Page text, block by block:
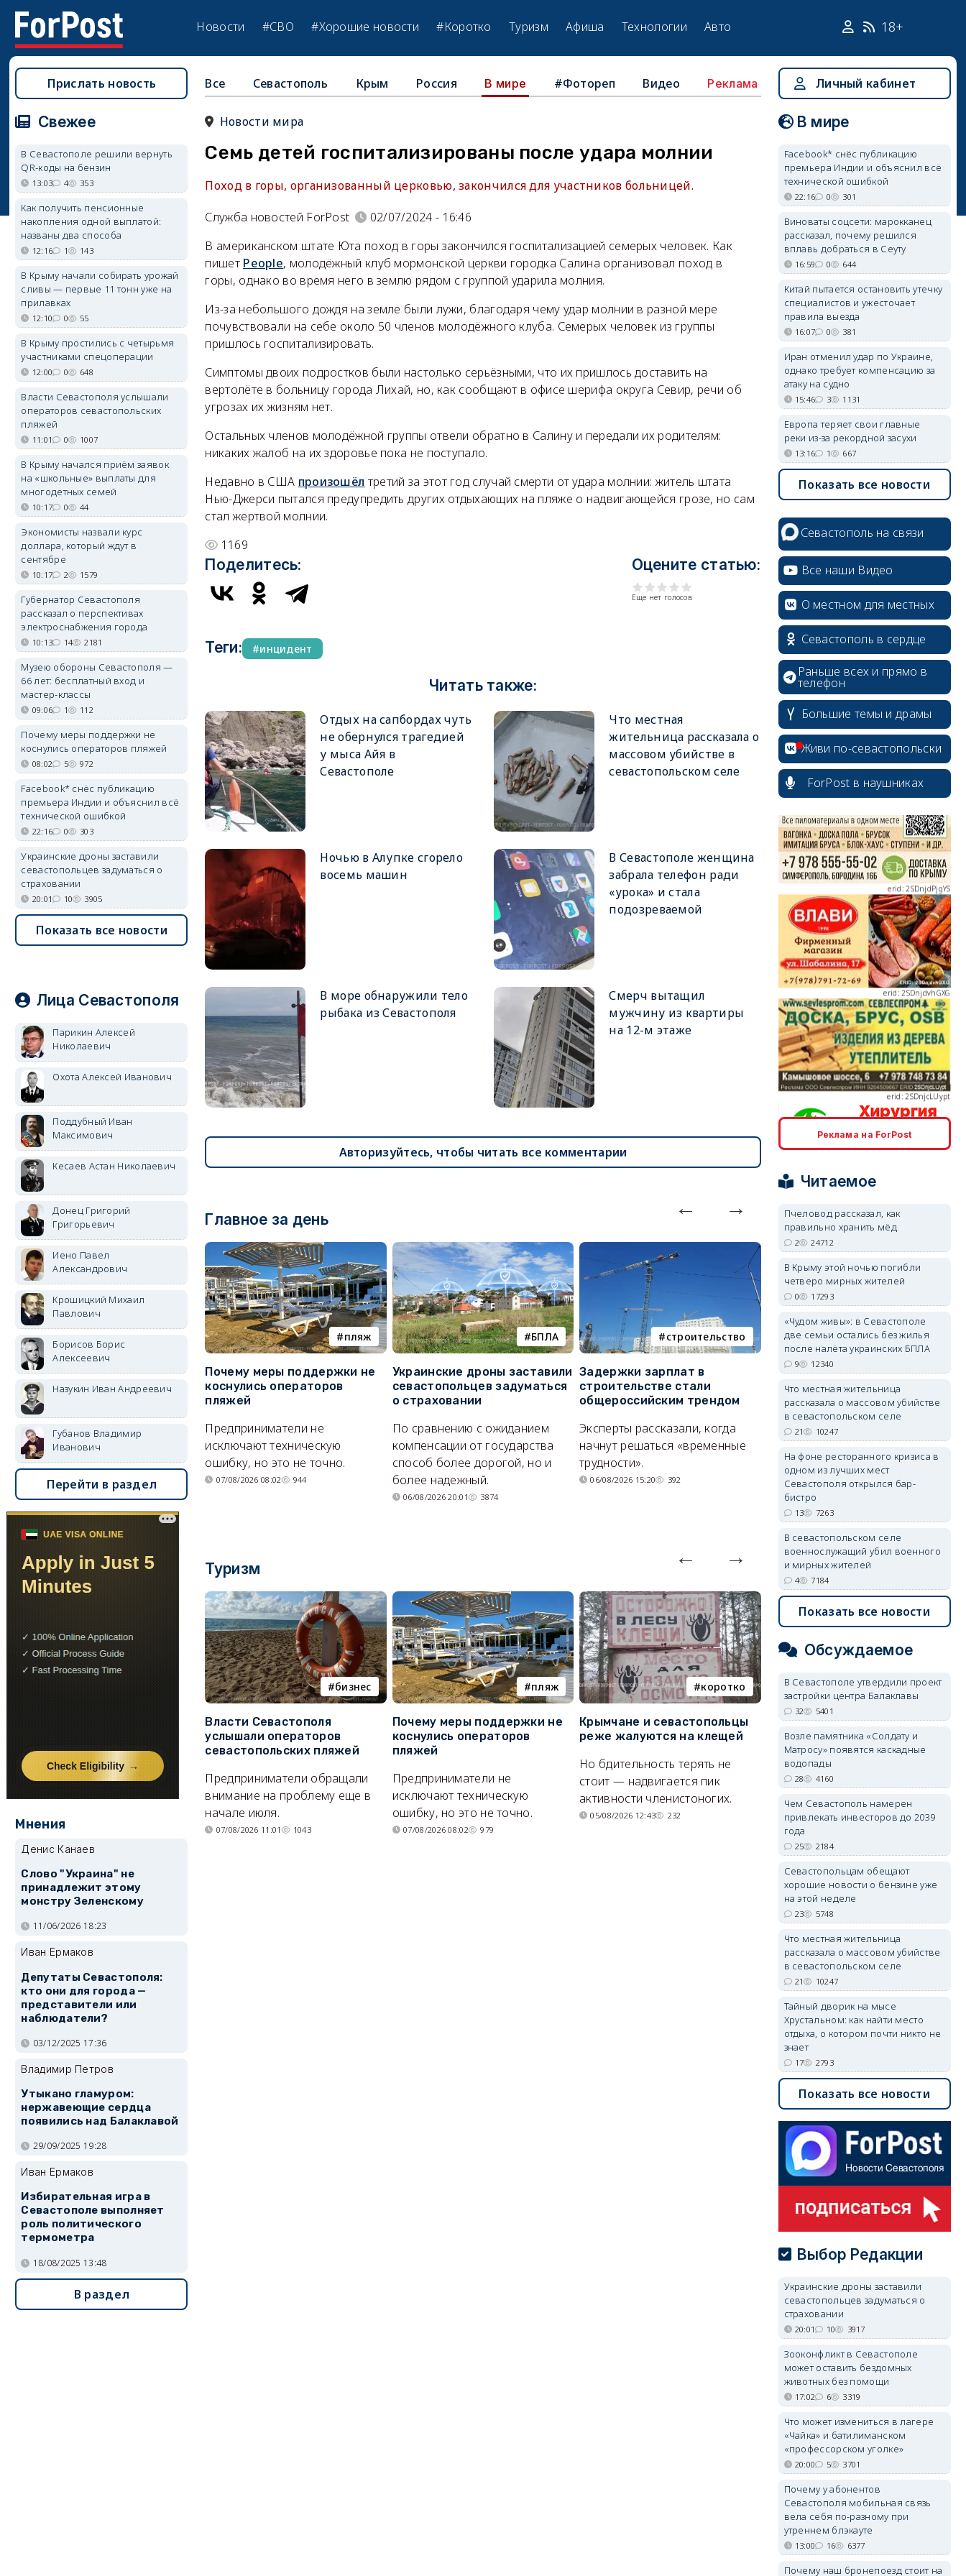
Новости #СВО #Хорошие новости #Коротко Туризм Афиша Технологии Авто 18+
Все Севастополь Крым Россия В мире #Фотореп Видео Реклама
Новости мира
Семь детей госпитализированы после удара молнии
Поход в горы, организованный церковью, закончился для участников больницей.
Служба новостей ForPost
02/07/2024 - 16:46
В американском штате Юта поход в горы закончился госпитализацией семерых человек. Как
пишет People, молодёжный клуб мормонской церкви городка Салина организовал поход в
горы, однако во время него в землю рядом с группой ударила молния.
Из-за небольшого дождя на земле были лужи, благодаря чему удар молнии в разной мере
почувствовали на себе около 50 членов молодёжного клуба. Семерых человек из группы
пришлось госпитализировать.
Симптомы двоих подростков были настолько серьёзными, что их пришлось доставить на
вертолёте в больницу города Лихай, но, как сообщают в офисе шерифа округа Севир, речи об
угрозах их жизням нет.
Остальных членов молодёжной группы отвели обратно в Салину и передали их родителям:
никаких жалоб на их здоровье пока не поступало.
Недавно в США произошёл третий за этот год случай смерти от удара молнии: житель штата
Нью-Джерси пытался предупредить других отдыхающих на пляже о надвигающейся грозе, но сам
стал жертвой молнии.
1169
Поделитесь: Оцените статью:
Еще нет голосов
Теги: инцидент
Читать также:
Отдых на сапбордах чуть
не обернулся трагедией
у мыса Айя в
Севастополе
Что местная
жительница рассказала о
массовом убийстве в
севастопольском селе
Ночью в Алупке сгорело
восемь машин
В Севастополе женщина
забрала телефон ради
«урока» и стала
подозреваемой
В море обнаружили тело
рыбака из Севастополя
Смерч вытащил
мужчину из квартиры
на 12-м этаже
Авторизуйтесь, чтобы читать все комментарии
Главное за день
пляж
Почему меры поддержки не
коснулись операторов
пляжей
Предприниматели не
исключают техническую
ошибку, но это не точно.
07/08/2026 08:02 944
БПЛА
Украинские дроны заставили
севастопольцев задуматься
о страховании
По сравнению с ожиданием
компенсации от государства
способ более дорогой, но и
более надежный.
06/08/2026 20:01 3874
строительство
Задержки зарплат в
строительстве стали
общероссийским трендом
Эксперты рассказали, когда
начнут решаться «временные
трудности».
06/08/2026 15:20 392
фотореп
Тайный дворик на мысе
Хрустальном: как найти
место отдыха, о котором
почти никто не знает
Под стенами Галереи искусств
прячутся руины храма,
гравийный сад и семейные
качели.
06/08/2026 15:00
Туризм
бизнес
Власти Севастополя
услышали операторов
севастопольских пляжей
Предприниматели обращали
внимание на проблему еще в
начале июля.
07/08/2026 11:01 1043
пляж
Почему меры поддержки не
коснулись операторов
пляжей
Предприниматели не
исключают техническую
ошибку, но это не точно.
07/08/2026 08:02 979
коротко
Крымчане и севастопольцы
реже жалуются на клещей
Но бдительность терять не
стоит — надвигается пик
активности членистоногих.
05/08/2026 12:43 232
Балаклава
В Севастополе утвердили
проект застройки центра
Балаклавы
Там появится туристический
парковками.
05/08/2026 08:01
Прислать новость
Свежее
В Севастополе решили вернуть
QR-коды на бензин
13:03 4 353
Как получить пенсионные
накопления одной выплатой:
названы два способа
12:16 1 143
В Крыму начали собирать урожай
сливы — первые 11 тонн уже на
прилавках
12:10 0 55
В Крыму простились с четырьмя
участниками спецоперации
12:00 0 648
Власти Севастополя услышали
операторов севастопольских
пляжей
11:01 0 1007
В Крыму начался приём заявок
на «школьные» выплаты для
многодетных семей
10:17 0 44
Экономисты назвали курс
доллара, который ждут в
сентябре
10:17 2 1579
Губернатор Севастополя
рассказал о перспективах
электроснабжения города
10:13 14 2181
Музею обороны Севастополя —
66 лет: бесплатный вход и
мастер-классы
09:06 1 112
Почему меры поддержки не
коснулись операторов пляжей
08:02 5 972
Facebook* снёс публикацию
премьера Индии и объяснил всё
технической ошибкой
22:16 0 303
Украинские дроны заставили
севастопольцев задуматься о
страховании
20:01 10 3905
Показать все новости
Лица Севастополя
Парикин Алексей
Николаевич
Охота Алексей Иванович
Поддубный Иван
Максимович
Кесаев Астан Николаевич
Донец Григорий
Григорьевич
Иено Павел
Александрович
Крошицкий Михаил
Павлович
Борисов Борис
Алексеевич
Назукин Иван Андреевич
Губанов Владимир
Иванович
Перейти в раздел
Мнения
Денис Канаев
Слово "Украина" не
принадлежит этому
монстру Зеленскому
11/06/2026 18:23
Иван Ермаков
Депутаты Севастополя:
кто они для города —
представители или
наблюдатели?
03/12/2025 17:36
Владимир Петров
Утыкано гламуром:
нержавеющие сердца
появились над Балаклавой
29/09/2025 19:28
Иван Ермаков
Избирательная игра в
Севастополе выполняет
роль политического
термометра
18/08/2025 13:48
В раздел
Личный кабинет
В мире
Facebook* снёс публикацию
премьера Индии и объяснил всё
технической ошибкой
22:16 0 301
Виноваты соцсети: марокканец
рассказал, почему решился
вплавь добраться в Сеуту
16:59 0 644
Китай пытается остановить утечку
специалистов и ужесточает
правила выезда
16:07 0 381
Иран отменил удар по Украине,
однако требует компенсацию за
атаку на судно
15:46 3 1131
Европа теряет свои главные
реки из-за рекордной засухи
13:16 1 667
Показать все новости
Севастополь на связи
Все наши Видео
О местном для местных
Севастополь в сердце
Раньше всех и прямо в
телефон
Большие темы и драмы
Живи по-севастопольски
ForPost в наушниках
erid: 2SDnjcrDNw6
erid: 2SDnjdPjgYS
erid: 2SDnjdvhGXG
erid: 2SDnjcLUypt
erid: 2SDnjcrDNw6
erid: 2SDnjdPjgYS
Реклама на ForPost
Читаемое
Пчеловод рассказал, как
правильно хранить мёд
2 24712
В Крыму этой ночью погибли
четверо мирных жителей
0 17293
«Чудом живы»: в Севастополе
две семьи остались без жилья
после налёта украинских БПЛА
9 12340
Что местная жительница
рассказала о массовом убийстве
в севастопольском селе
21 10247
На фоне ресторанного кризиса в
одном из лучших мест
Севастополя открылся бар-
бистро
13 7263
В севастопольском селе
военнослужащий убил военного
и мирных жителей
4 7184
Показать все новости
Обсуждаемое
В Севастополе утвердили проект
застройки центра Балаклавы
32 5401
Возле памятника «Солдату и
Матросу» появятся каскадные
водопады
28 4160
Чем Севастополь намерен
привлекать инвесторов до 2039
года
25 2184
Севастопольцам обещают
хорошие новости о бензине уже
на этой неделе
23 5748
Что местная жительница
рассказала о массовом убийстве
в севастопольском селе
21 10247
Тайный дворик на мысе
Хрустальном: как найти место
отдыха, о котором почти никто не
знает
17 2793
Показать все новости
Выбор Редакции
Украинские дроны заставили
севастопольцев задуматься о
страховании
20:01 10 3917
Зооконфликт в Севастополе
может оставить бездомных
животных без помощи
17:02 6 3319
Что может измениться в лагере
«Чайка» и батилиманском
«профессорском уголке»
20:00 5 3701
Почему у абонентов
Севастополя мобильная связь
вела себя по-разному при
утреннем блэкауте
13:00 16 6377
Почему наш бронепоезд стоит на